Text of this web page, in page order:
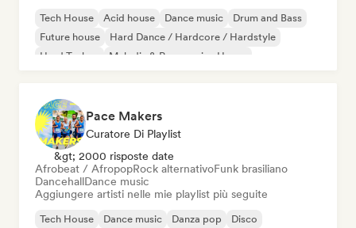
Tech House Acid house Dance music
Drum and Bass
Future house
Hard Dance / Hardcore / Hardstyle
Hard Techno
Melodic & Progressive House
Pace Makers
Curatore Di Playlist
&gt; 2000 risposte date
Afrobeat / AfropopRock alternativoFunk brasiliano
DancehallDance music
Aggiungere artisti nelle mie playlist più seguite
Tech House Dance music Danza pop
Disco